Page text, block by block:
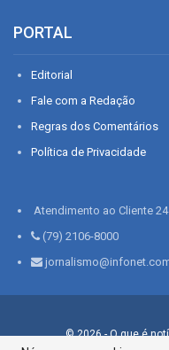
PORTAL
Editorial
Fale com a Redação
Regras dos Comentários
Política de Privacidade
Atendimento ao Cliente
(79) 2106-8000
© 2026 - O que é